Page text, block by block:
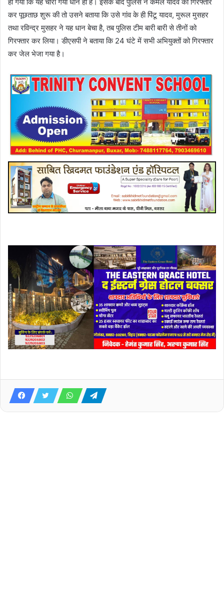
कर पूछताछ शुरू की तो उसने बताया कि उसे गांव के ही पिंटू यादव, मुरूल मुसहर
तथा रविन्द्र मुसहर ने यह धान बेचा है, तब पुलिस टीम बारी बारी से तीनों को
गिरफ्तार कर लिया। डीएसपी ने बताया कि 24 घंटे में सभी अभियुक्तों को गिरफ्तार
कर जेल भेजा गया है।